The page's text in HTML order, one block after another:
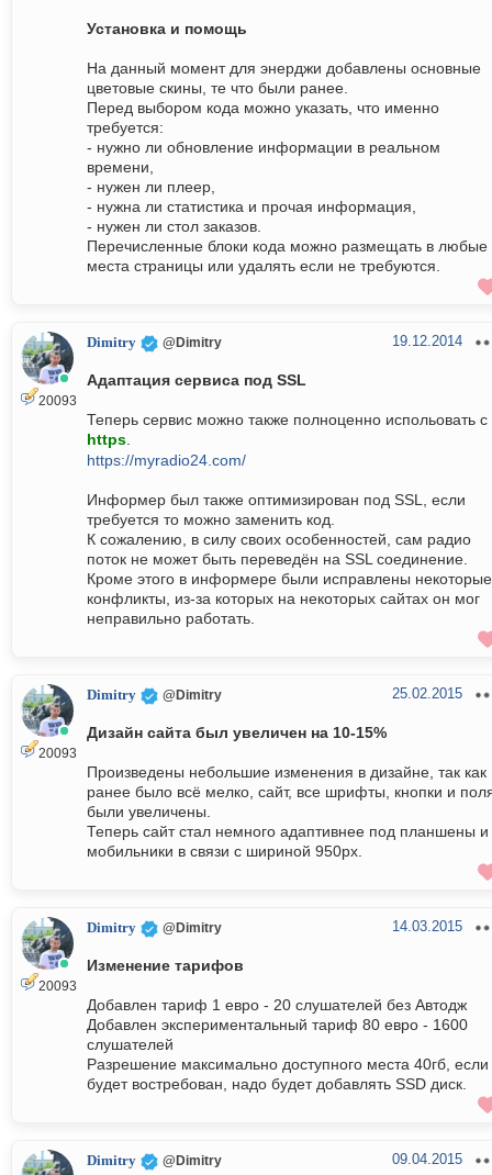
Установка и помощь
На данный момент для энерджи добавлены основные
цветовые скины, те что были ранее.
Перед выбором кода можно указать, что именно
требуется:
- нужно ли обновление информации в реальном
времени,
- нужен ли плеер,
- нужна ли статистика и прочая информация,
- нужен ли стол заказов.
Перечисленные блоки кода можно размещать в любые
места страницы или удалять если не требуются.
20093
Dimitry @Dimitry 19.12.2014
Адаптация сервиса под SSL
Теперь сервис можно также полноценно испольовать с
https
https://myradio24.com/
Информер был также оптимизирован под SSL, если
требуется то можно заменить код.
К сожалению, в силу своих особенностей, сам радио
поток не может быть переведён на SSL соединение.
Кроме этого в информере были исправлены некоторые
конфликты, из-за которых на некоторых сайтах он мог
неправильно работать.
20093
Dimitry @Dimitry 25.02.2015
Дизайн сайта был увеличен на 10-15%
Произведены небольшие изменения в дизайне, так как
ранее было всё мелко, сайт, все шрифты, кнопки и
были увеличены.
Теперь сайт стал немного адаптивнее под планшены и
мобильники в связи с шириной 950px.
20093
Dimitry @Dimitry 14.03.2015
Изменение тарифов
Добавлен тариф 1 евро - 20 слушателей без Автодж
Добавлен экспериментальный тариф 80 евро - 1600
слушателей
Разрешение максимально доступного места 40гб, если
будет востребован, надо будет добавлять SSD диск.
Dimitry @Dimitry 09.04.2015